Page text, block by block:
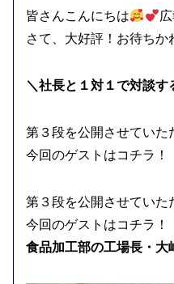
皆さんこんにちは
さて、大好評！お待ちか
＼社長と１対１で対談す
第３段を公開させていた
今回のゲストはコチラ！
第３段を公開させていた
今回のゲストはコチラ！
食品加工部の工場長・大